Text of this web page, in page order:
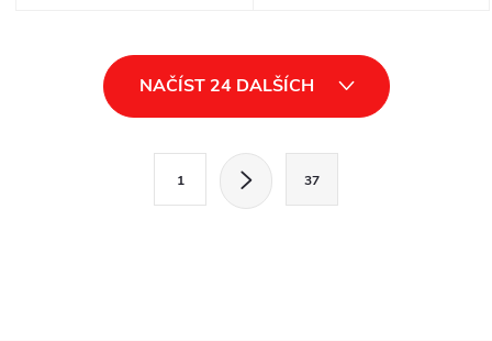
NAČÍST 24 DALŠÍCH
1 37